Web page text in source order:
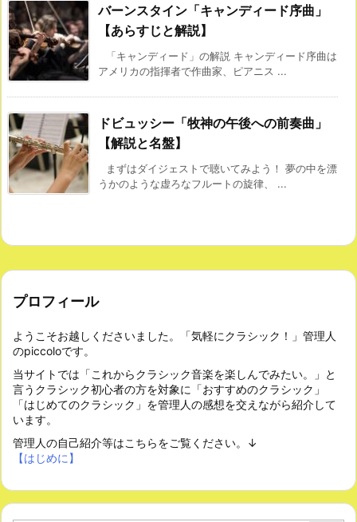
バーンスタイン「キャンディード序曲」
【あらすじと解説】
「キャンディード」の解説 キャンディード序曲は
アメリカの指揮者で作曲家、ピアニス ...
ドビュッシー「牧神の午後への前奏曲」
【解説と名盤】
まずはダイジェストで聴いてみよう！ 夢の中を漂
うかのような虚ろなフルートの旋律、 ...
プロフィール
ようこそお越しくださいました。「気軽にクラシック！」管理人
のpiccoloです。
当サイトでは「これからクラシック音楽を楽しんでみたい。」と
言うクラシック初心者の方を対象に「おすすめのクラシック」
「はじめてのクラシック」を管理人の感想を交えながら紹介して
います。
管理人の自己紹介等はこちらをご覧ください。↓
【はじめに】